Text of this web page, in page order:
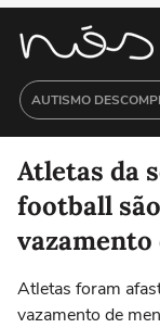
AUTISMO
Atletas da
football
vazamento
Atletas foram
vazamento de